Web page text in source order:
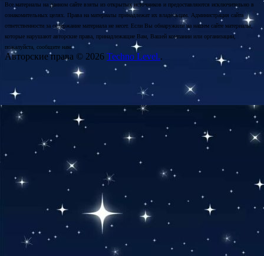
Все материалы на данном сайте взяты из открытых источников и предоставляются исключительно в
ознакомительных целях. Права на материалы принадлежат их владельцам. Администрация сайта
ответственности за содержание материала не несет. Если Вы обнаружили на нашем сайте материалы,
которые нарушают авторские права, принадлежащие Вам, Вашей компании или организации,
пожалуйста, сообщите нам.
Авторские права © 2026 Techno Level..